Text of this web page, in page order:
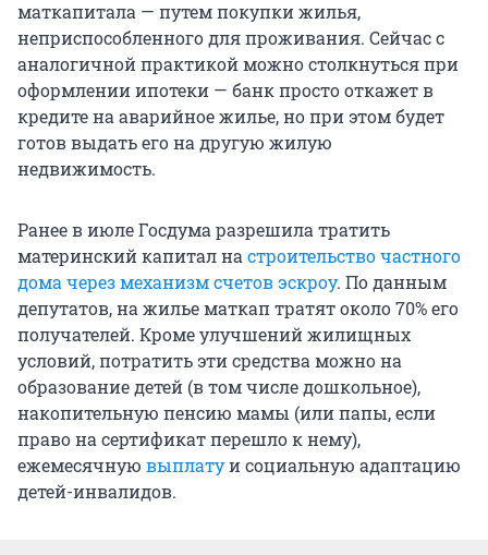
маткапитала — путем покупки жилья,
неприспособленного для проживания. Сейчас с
аналогичной практикой можно столкнуться при
оформлении ипотеки — банк просто откажет в
кредите на аварийное жилье, но при этом будет
готов выдать его на другую жилую
недвижимость.
Ранее в июле Госдума разрешила тратить
материнский капитал на строительство частного
дома через механизм счетов эскроу. По данным
депутатов, на жилье маткап тратят около 70% его
получателей. Кроме улучшений жилищных
условий, потратить эти средства можно на
образование детей (в том числе дошкольное),
накопительную пенсию мамы (или папы, если
право на сертификат перешло к нему),
ежемесячную выплатуи социальную адаптацию
детей-инвалидов.